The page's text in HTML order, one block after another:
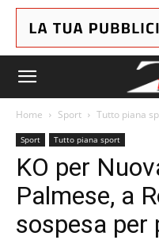
Home Sport Tutto piana
Sport Tutto piana sport
KO per
Palmese, a
sospesa per